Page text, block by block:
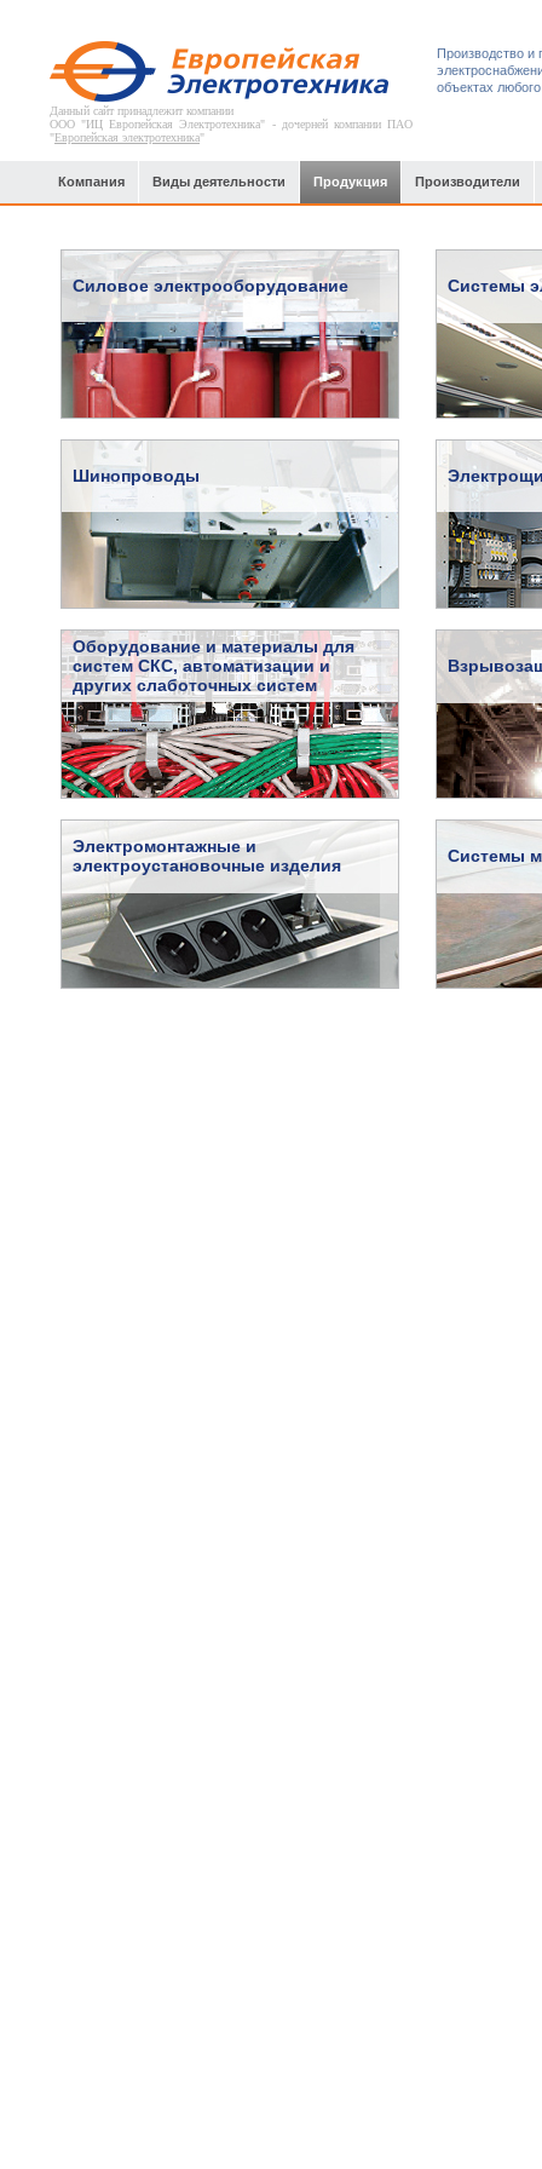
Данный сайт принадлежит компании
ООО "ИЦ Европейская Электротехника" - дочерней компании ПАО
"Европейская электротехника"
Производство и
объектах
Компания Виды деятельности Продукция Производители
Силовое электрооборудование Системы
Шинопроводы
Оборудование и материалы для
систем СКС, автоматизации и
других слаботочных систем
Электромонтажные и
электроустановочные изделия
Системы